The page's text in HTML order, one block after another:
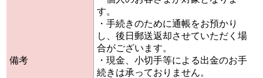
備考
す。
・手続きのために通帳をお預かり
し、後日郵送返却させていただく場
合がございます。
・現金、小切手等による出金のお手
続きは承っておりません。